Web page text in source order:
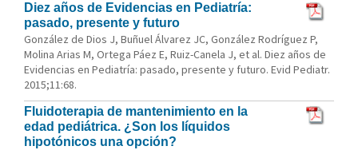
Diez años de Evidencias en Pediatría:
pasado, presente y futuro
González de Dios J, Buñuel Álvarez JC, González Rodríguez P,
Molina Arias M, Ortega Páez E, Ruiz-Canela J, et al. Diez años de
Evidencias en Pediatría: pasado, presente y futuro. Evid Pediatr.
2015;11:68.
Fluidoterapia de mantenimiento en la
edad pediátrica. ¿Son los líquidos
hipotónicos una opción?